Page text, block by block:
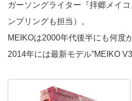
ガーソングライター『拝郷メイ
ンプリングも担当）。
MEIKOは2000年代後半にも何度
2014年には最新モデル”MEIKO